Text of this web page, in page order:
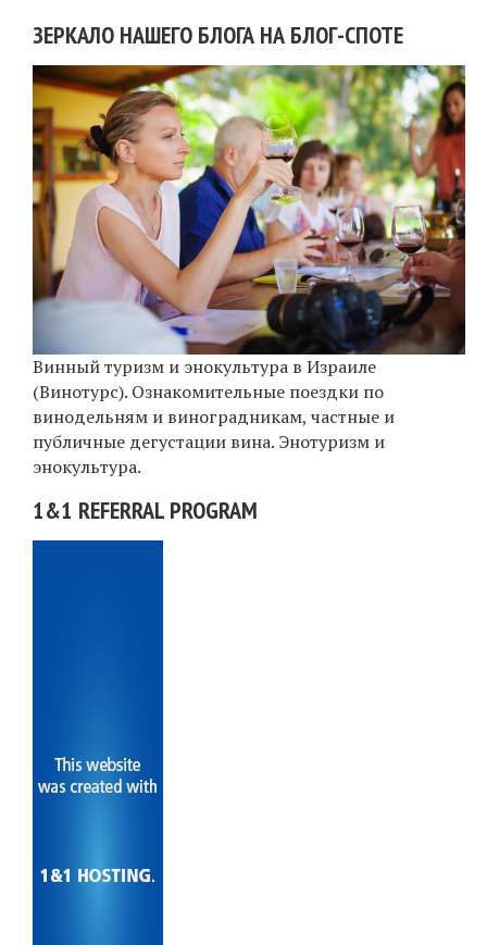
ЗЕРКАЛО НАШЕГО БЛОГА НА БЛОГ-СПОТЕ
Винный туризм и энокультура в Израиле
(Винотурс). Ознакомительные поездки по
винодельням и виноградникам, частные и
публичные дегустации вина. Энотуризм и
энокультура.
1&1 REFERRAL PROGRAM